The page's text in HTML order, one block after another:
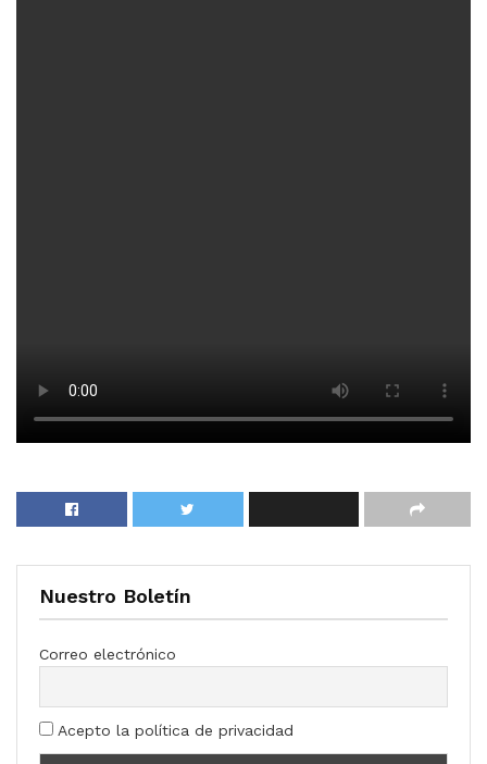
Nuestro Boletín
Correo electrónico
Acepto la política de privacidad